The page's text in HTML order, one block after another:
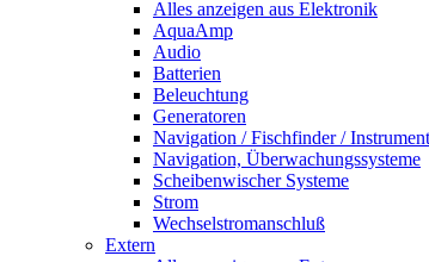
Alles anzeigen aus Elektronik
AquaAmp
Audio
Batterien
Beleuchtung
Generatoren
Navigation / Fischfinder /
Navigation, Überwachungssysteme
Scheibenwischer Systeme
Strom
Wechselstromanschluß
Extern